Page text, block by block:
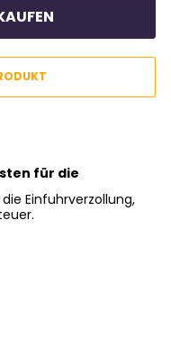
für die
Einfuhrverzollung,